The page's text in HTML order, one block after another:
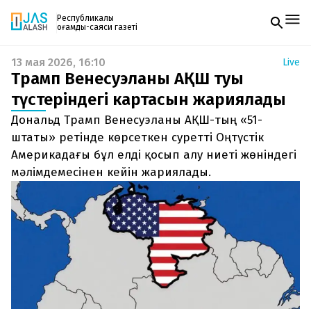
Республикалық
қоғамдық-саяси газеті
Жаңалықтар
Спорт
Live
Руханият
Аймақ
Архив
Заң және тәртіп
Редакциямен байланыс
+7 708 604 51 06
Жарнама бөлімі
+7 701 220 64 52
Пошта
zhasalash100@gmail.com
Газетке жазылу
PDF форматтағы газетті ай сайын электронды
поштаңызға алып отырыңыз. Жаңа нөмір
шыққан сәтте сізге бірден жіберіледі. Тек email
енгізіңіз, біз қалғанын өзіміз жібереміз.
13 мая 2026, 16:10 Live
Трамп Венесуэланың АҚШ туы
түстеріндегі картасын жариялады
Дональд Трамп Венесуэланы АҚШ-тың «51-
штаты» ретінде көрсеткен суретті Оңтүстік
Америкадағы бұл елді қосып алу ниеті жөніндегі
мәлімдемесінен кейін жариялады.